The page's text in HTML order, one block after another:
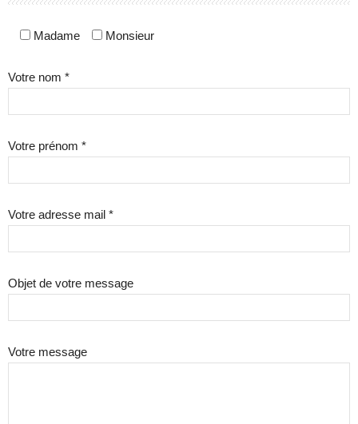
Madame Monsieur
Votre nom *
Votre prénom *
Votre adresse mail *
Objet de votre message
Votre message